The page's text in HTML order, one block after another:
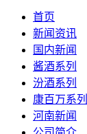
首页
新闻资讯
国内新闻
酱酒系列
汾酒系列
康百万系列
河南新闻